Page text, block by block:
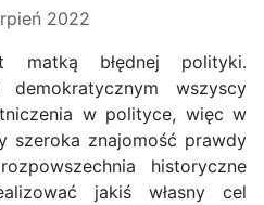
2022
matką błędnej polityki.
wszyscy
w polityce, więc w
szeroka znajomość prawdy
historyczne
jakiś własny cel